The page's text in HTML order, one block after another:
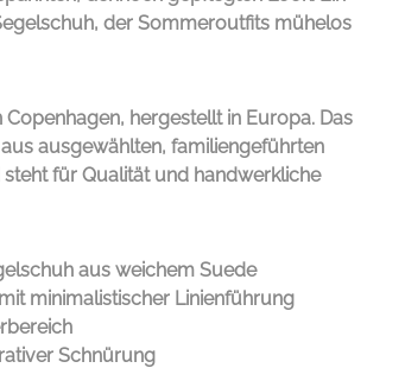
der Sommeroutfits mühelos
hergestellt in Europa. Das
ausgewählten, familiengeführten
für Qualität und handwerkliche
aus weichem Suede
minimalistischer Linienführung
Schnürung